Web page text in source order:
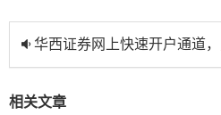
华西证券网上快速开户通道，
相关文章